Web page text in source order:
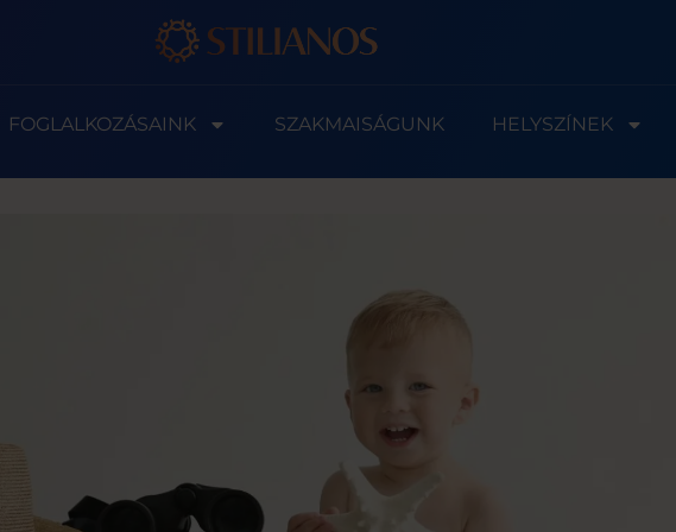
FOGLALKOZÁSAINK SZAKMAISÁGUNK HELYSZÍNEK